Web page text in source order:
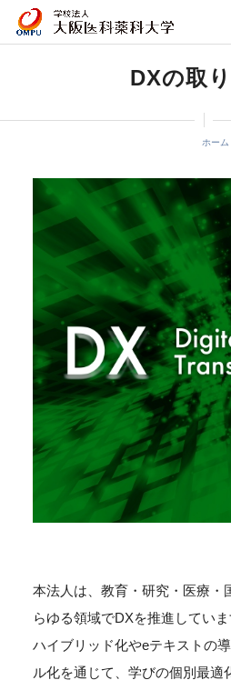
DXの取
ホーム
本法人は、教育・研究・医療・
らゆる領域でDXを推進してい
ハイブリッド化やeテキストの
ル化を通じて、学びの個別最適